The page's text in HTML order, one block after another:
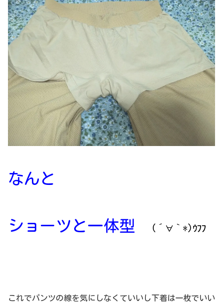
なんと
ショーツと一体型 (´∀｀*)ｳﾌﾌ
これでパンツの線を気にしなくていいし下着は一枚でいい